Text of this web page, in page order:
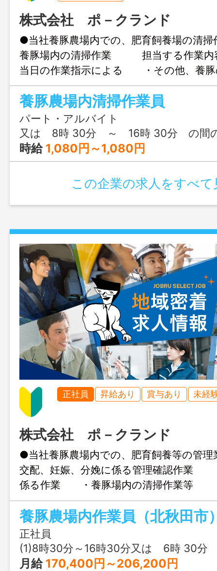
株式会社 ポ－クランド
●当社養豚農場内での、肥育飼養場の
養豚場内の清掃作業 担当する作業内
当日の作業指示による ・その他、養豚
る業務 変更範囲：変更なし ＊フルタ
開中
養豚農場内清掃作業員
パート・アルバイト
又は 8時 30分 ～ 16時 30分 の間
時給 1,080円～1,080円
この企業の求人をすべて
正社員 昇給あり 賞与あり 未経
株式会社 ポ－クランド
●当社養豚農場内での、肥育飼養等の
交配、妊娠、分娩に係る管理確認作業
係る作業 ・養豚場内の清掃作業等
の管理に付帯する業務 ＊担当する作業
当日の作業指示によります 変更範囲
時間勤務正社員を希望の方、相談可！
養豚農場内作業員（北秋田市
正社員
(1)8時30分～16時30分又は 6時 30分 ～ 18時
月給 170,400円～206,200円